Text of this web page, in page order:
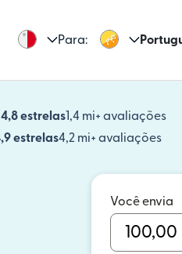
Para:
estrelas1,4 mi+ avaliações
estrelas4,2 mi+ avaliações
Você envia